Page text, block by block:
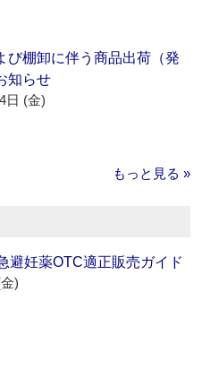
び棚卸に伴う商品出荷（発
知らせ
日 (金)
もっと見る »
避妊薬OTC適正販売ガイド
)